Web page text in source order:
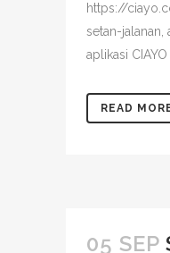
https://
setan-jalanan,
aplikasi CIAYO
READ
05 SEP